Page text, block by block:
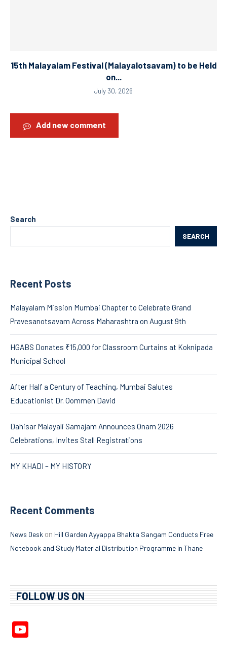
15th Malayalam Festival (Malayalotsavam) to be Held
on...
July 30, 2026
Add new comment
Search
SEARCH
Recent Posts
Malayalam Mission Mumbai Chapter to Celebrate Grand
Pravesanotsavam Across Maharashtra on August 9th
HGABS Donates ₹15,000 for Classroom Curtains at Koknipada
Municipal School
After Half a Century of Teaching, Mumbai Salutes
Educationist Dr. Oommen David
Dahisar Malayali Samajam Announces Onam 2026
Celebrations, Invites Stall Registrations
MY KHADI – MY HISTORY
Recent Comments
News Desk on Hill Garden Ayyappa Bhakta Sangam Conducts Free
Notebook and Study Material Distribution Programme in Thane
FOLLOW US ON